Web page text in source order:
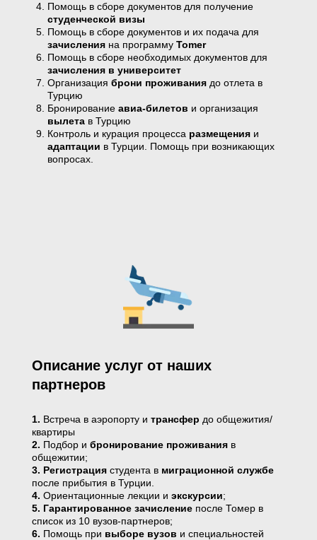
Помощь в сборе документов для получение
студенческой визы
Помощь в сборе документов и их подача для
зачисления на программу Tomer
Помощь в сборе необходимых документов для
зачисления в университет
Организация брони проживания до отлета в
Турцию
Бронирование авиа-билетов и организация
вылета в Турцию
Контроль и курация процесса размещения и
адаптации в Турции. Помощь при возникающих
вопросах.
Описание услуг от наших
партнеров
1. Встреча в аэропорту и трансфер до общежития/
квартиры
2. Подбор и бронирование проживания в
общежитии;
3. Регистрация студента в миграционной службе
после прибытия в Турции.
4. Ориентационные лекции и экскурсии;
5. Гарантированное зачисление после Томер в
список из 10 вузов-партнеров;
6. Помощь при выборе вузов и специальностей